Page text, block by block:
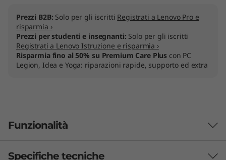
Prezzi B2B: Solo per gli iscritti Registrati a Lenovo Pro e
risparmia ›
Prezzi per studenti e insegnanti: Solo per gli iscritti
Registrati a Lenovo Istruzione e risparmia ›
Risparmia fino al 50% su Premium Care Plus con PC
Legion, Idea e Yoga: riparazioni rapide, supporto ed extra
Funzionalità
Specifiche tecniche